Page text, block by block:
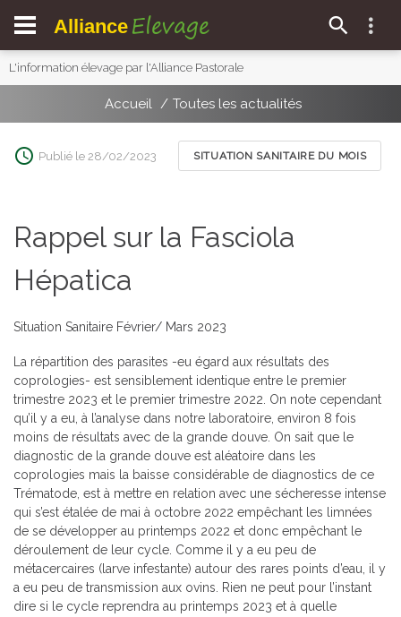
Alliance Elevage
L'information élevage par l'Alliance Pastorale
Accueil Toutes les actualités
Publié le 28/02/2023 SITUATION SANITAIRE DU MOIS
Rappel sur la Fasciola
Hépatica
Situation Sanitaire Février/ Mars 2023
La répartition des parasites -eu égard aux résultats des
coprologies- est sensiblement identique entre le premier
trimestre 2023 et le premier trimestre 2022. On note cependant
qu’il y a eu, à l’analyse dans notre laboratoire, environ 8 fois
moins de résultats avec de la grande douve. On sait que le
diagnostic de la grande douve est aléatoire dans les
coprologies mais la baisse considérable de diagnostics de ce
Trématode, est à mettre en relation avec une sécheresse intense
qui s’est étalée de mai à octobre 2022 empêchant les limnées
de se développer au printemps 2022 et donc empêchant le
déroulement de leur cycle. Comme il y a eu peu de
métacercaires (larve infestante) autour des rares points d’eau, il y
a eu peu de transmission aux ovins. Rien ne peut pour l’instant
dire si le cycle reprendra au printemps 2023 et à quelle